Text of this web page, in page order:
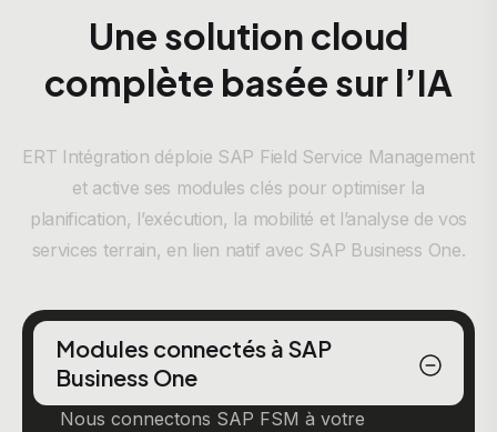
Une solution cloud
complète basée sur l’IA
ERT Intégration déploie SAP Field Service Management
et active ses modules clés pour optimiser la
planification, l’exécution, la mobilité et l’analyse de vos
services terrain, en lien natif avec SAP Business One.
Modules connectés à SAP
Business One
Nous connectons SAP FSM à votre